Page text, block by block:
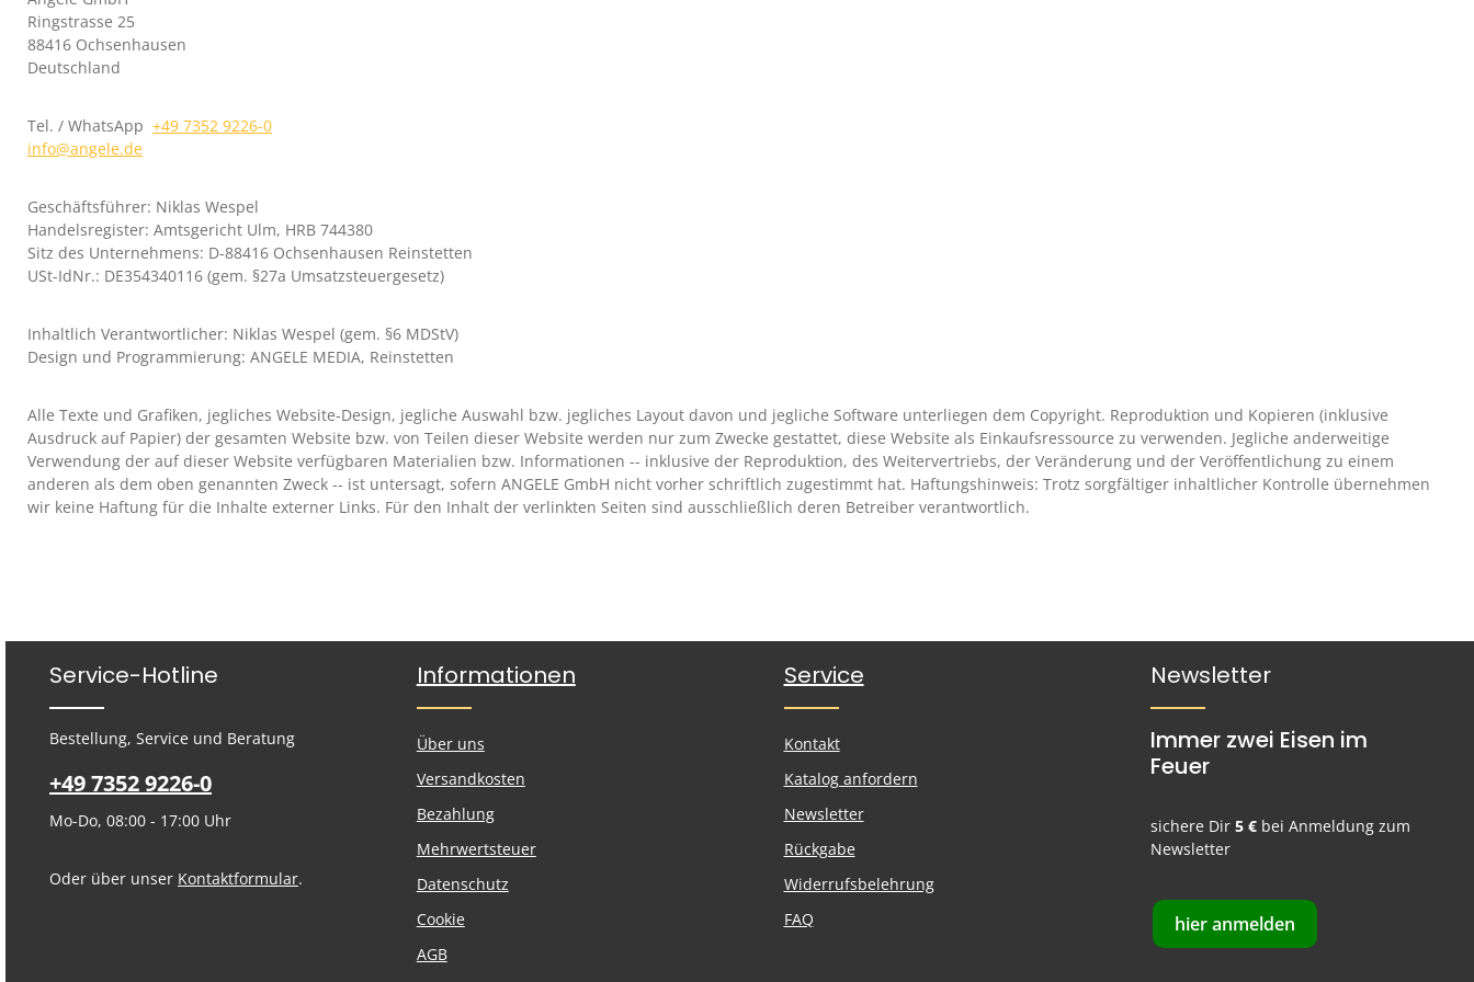
Ringstrasse 25
88416 Ochsenhausen
Deutschland
Tel. / WhatsApp +49 7352 9226-0
info@angele.de
Geschäftsführer: Niklas Wespel
Handelsregister: Amtsgericht Ulm, HRB 744380
Sitz des Unternehmens: D-88416 Ochsenhausen Reinstetten
USt-IdNr.: DE354340116 (gem. §27a Umsatzsteuergesetz)
Inhaltlich Verantwortlicher: Niklas Wespel (gem. §6 MDStV)
Design und Programmierung: ANGELE MEDIA, Reinstetten
Alle Texte und Grafiken, jegliches Website-Design, jegliche Auswahl bzw. jegliches Layout davon und jegliche Software unterliegen dem Copyright. Reproduktion und Kopieren (inklusive
Ausdruck auf Papier) der gesamten Website bzw. von Teilen dieser Website werden nur zum Zwecke gestattet, diese Website als Einkaufsressource zu verwenden. Jegliche anderweitige
Verwendung der auf dieser Website verfügbaren Materialien bzw. Informationen -- inklusive der Reproduktion, des Weitervertriebs, der Veränderung und der Veröffentlichung zu einem
anderen als dem oben genannten Zweck -- ist untersagt, sofern ANGELE GmbH nicht vorher schriftlich zugestimmt hat. Haftungshinweis: Trotz sorgfältiger inhaltlicher Kontrolle übernehmen
wir keine Haftung für die Inhalte externer Links. Für den Inhalt der verlinkten Seiten sind ausschließlich deren Betreiber verantwortlich.
Service-Hotline
Bestellung, Service und Beratung
+49 7352 9226-0
Mo-Do, 08:00 - 17:00 Uhr
Oder über unser Kontaktformular.
Informationen
Über uns
Versandkosten
Bezahlung
Mehrwertsteuer
Datenschutz
Cookie
AGB
Service
Kontakt
Katalog anfordern
Newsletter
Rückgabe
Widerrufsbelehrung
FAQ
Newsletter
Immer zwei Eisen im
Feuer
sichere Dir5 € bei Anmeldung zum
Newsletter
hier anmelden